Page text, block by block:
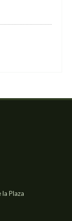
la Plaza